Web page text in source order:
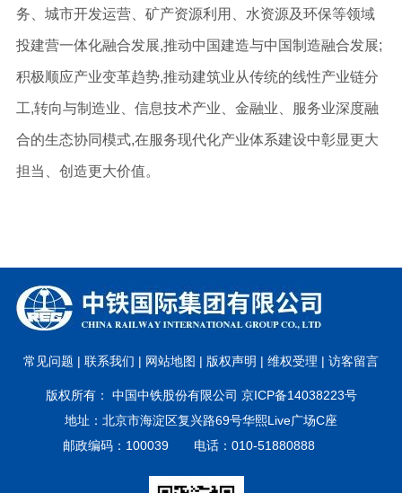
务、城市开发运营、矿产资源利用、水资源及环保等领域
投建营一体化融合发展,推动中国建造与中国制造融合发展;
积极顺应产业变革趋势,推动建筑业从传统的线性产业链分
工,转向与制造业、信息技术产业、金融业、服务业深度融
合的生态协同模式,在服务现代化产业体系建设中彰显更大
担当、创造更大价值。
常见问题 | 联系我们 | 网站地图 | 版权声明 | 维权受理 | 访客留言
版权所有： 中国中铁股份有限公司 京ICP备14038223号
地址：北京市海淀区复兴路69号华熙Live广场C座
邮政编码：100039 电话：010-51880888